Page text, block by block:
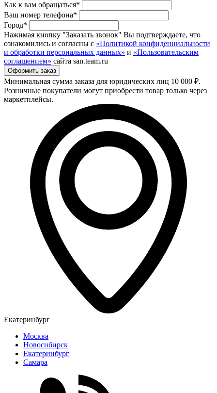
Как к вам обращаться*
Ваш номер телефона*
Город*
Нажимая кнопку "Заказать звонок" Вы подтверждаете, что
ознакомились и согласны с «Политикой конфиденциальности
и обработки персональных данных» и «Пользовательским
соглашением» сайта san.team.ru
Минимальная сумма заказа для юридических лиц 10 000 ₽.
Розничные покупатели могут приобрести товар только через
маркетплейсы.
Екатеринбург
Москва
Новосибирск
Екатеринбург
Самара